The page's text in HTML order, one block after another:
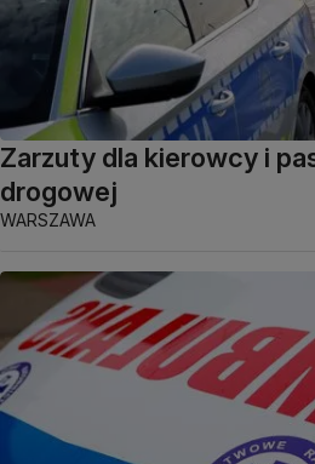
Zarzuty dla kierowcy i
drogowej
WARSZAWA